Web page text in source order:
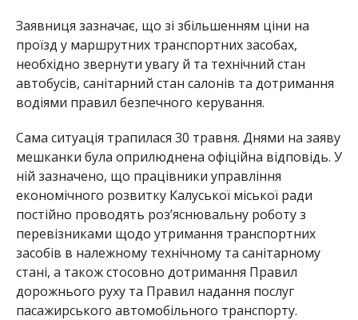
Заявниця зазначає, що зі збільшенням ціни на
проїзд у маршрутних транспортних засобах,
необхідно звернути увагу й та технічний стан
автобусів, санітарний стан салонів та дотримання
водіями правил безпечного керування.
Сама ситуація трапилася 30 травня. Днями на заяву
мешканки була оприлюднена офіційна відповідь. У
ній зазначено, що працівники управління
економічного розвитку Калуської міської ради
постійно проводять роз’яснювальну роботу з
перевізниками щодо утримання транспортних
засобів в належному технічному та санітарному
стані, а також стосовно дотримання Правил
дорожнього руху та Правил надання послуг
пасажирського автомобільного транспорту.